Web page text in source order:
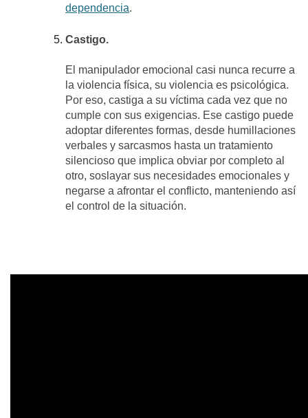
dependencia.
Castigo.
El manipulador emocional casi nunca recurre a
la violencia física, su violencia es psicológica.
Por eso, castiga a su víctima cada vez que no
cumple con sus exigencias. Ese castigo puede
adoptar diferentes formas, desde humillaciones
verbales y sarcasmos hasta un tratamiento
silencioso que implica obviar por completo al
otro, soslayar sus necesidades emocionales y
negarse a afrontar el conflicto, manteniendo así
el control de la situación.